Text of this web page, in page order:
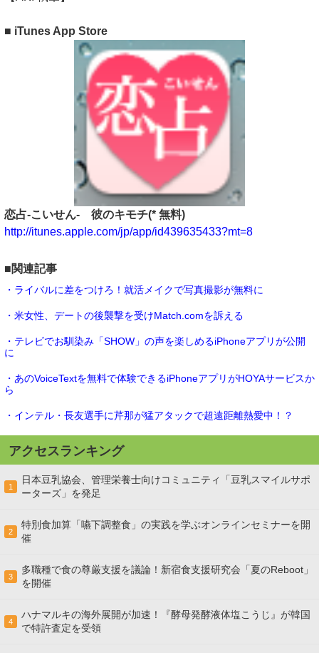
■ iTunes App Store
恋占-こいせん- 彼のキモチ(* 無料)
http://itunes.apple.com/jp/app/id439635433?mt=8
■関連記事
・ライバルに差をつけろ！就活メイクで写真撮影が無料に
・米女性、デートの後襲撃を受けMatch.comを訴える
・テレビでお馴染み「SHOW」の声を楽しめるiPhoneアプリが公開
に
・あのVoiceTextを無料で体験できるiPhoneアプリがHOYAサービスか
ら
・インテル・長友選手に芹那が猛アタックで超遠距離熱愛中！？
アクセスランキング
1
日本豆乳協会、管理栄養士向けコミュニティ「豆乳スマイルサポ
ーターズ」を発足
2
特別食加算「嚥下調整食」の実践を学ぶオンラインセミナーを開
催
3
多職種で食の尊厳支援を議論！新宿食支援研究会「夏のReboot」
を開催
4
ハナマルキの海外展開が加速！『酵母発酵液体塩こうじ』が韓国
で特許査定を受領